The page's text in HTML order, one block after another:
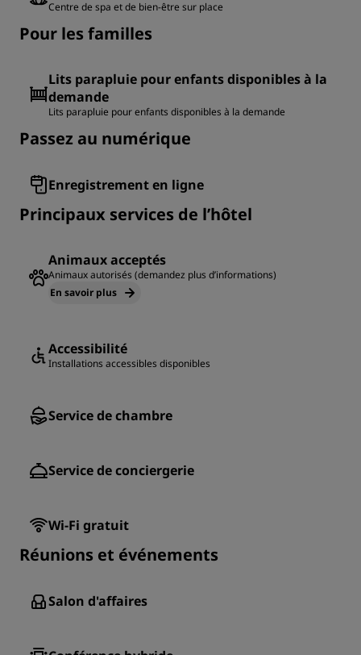
Centre de spa et de bien-être sur place
Pour les familles
Lits parapluie pour enfants disponibles à la
demande
Lits parapluie pour enfants disponibles à la demande
Passez au numérique
Enregistrement en ligne
Principaux services de l’hôtel
Animaux acceptés
Animaux autorisés (demandez plus d’informations)
En savoir plus
Accessibilité
Installations accessibles disponibles
Service de chambre
Service de conciergerie
Wi-Fi gratuit
Réunions et événements
Salon d'affaires